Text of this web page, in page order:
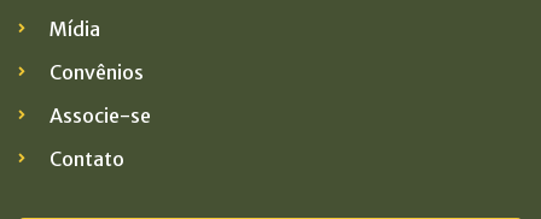
Mídia
Convênios
Associe-se
Contato